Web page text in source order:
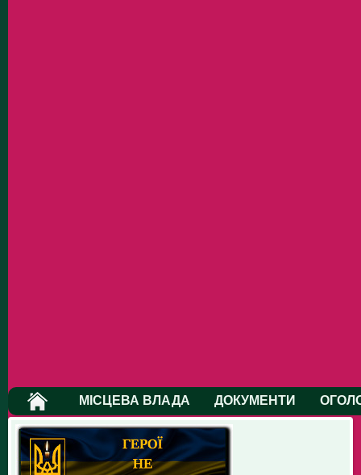
МІСЦЕВА ВЛАДА ДОКУМЕНТИ